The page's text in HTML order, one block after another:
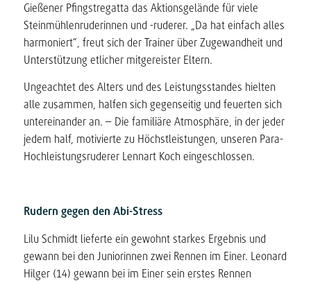
Gießener Pfingstregatta das Aktionsgelände für viele
Steinmühlenruderinnen und -ruderer. „Da hat einfach alles
harmoniert“, freut sich der Trainer über Zugewandheit und
Unterstützung etlicher mitgereister Eltern.
Ungeachtet des Alters und des Leistungsstandes hielten
alle zusammen, halfen sich gegenseitig und feuerten sich
untereinander an. – Die familiäre Atmosphäre, in der jeder
jedem half, motivierte zu Höchstleistungen, unseren Para-
Hochleistungsruderer Lennart Koch eingeschlossen.
Rudern gegen den Abi-Stress
Lilu Schmidt lieferte ein gewohnt starkes Ergebnis und
gewann bei den Juniorinnen zwei Rennen im Einer. Leonard
Hilger (14) gewann bei im Einer sein erstes Rennen